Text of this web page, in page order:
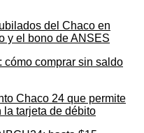
del Chaco en
y el bono de ANSES
Chaco 24 que permite
la tarjeta de débito